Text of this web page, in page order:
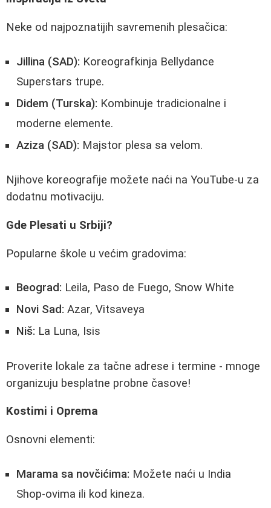
Neke od najpoznatijih savremenih plesačica:
Jillina (SAD): Koreografkinja Bellydance
Superstars trupe.
Didem (Turska): Kombinuje tradicionalne i
moderne elemente.
Aziza (SAD): Majstor plesa sa velom.
Njihove koreografije možete naći na YouTube-u za
dodatnu motivaciju.
Gde Plesati u Srbiji?
Popularne škole u većim gradovima:
Beograd: Leila, Paso de Fuego, Snow White
Novi Sad: Azar, Vitsaveya
Niš: La Luna, Isis
Proverite lokale za tačne adrese i termine - mnoge
organizuju besplatne probne časove!
Kostimi i Oprema
Osnovni elementi:
Marama sa novčićima: Možete naći u India
Shop-ovima ili kod kineza.